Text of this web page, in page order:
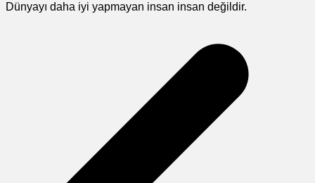
Dünyayı daha iyi yapmayan insan insan değildir.